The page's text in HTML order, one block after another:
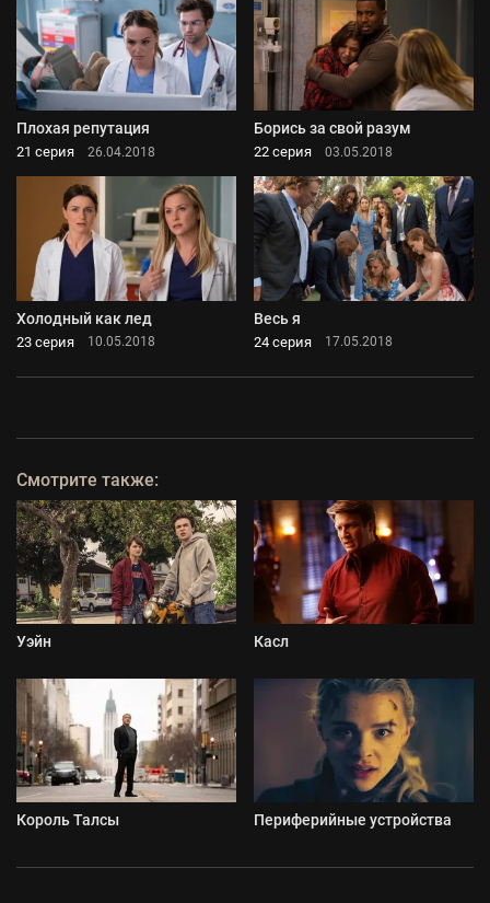
Плохая репутация
21 серия 26.04.2018
Борись за свой разум
22 серия 03.05.2018
Холодный как лед
23 серия 10.05.2018
Весь я
24 серия 17.05.2018
Смотрите также:
Уэйн Касл
Король Талсы Периферийные устройства